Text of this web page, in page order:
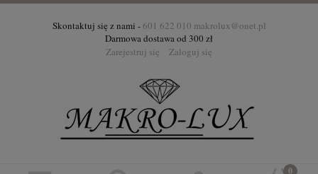
Skontaktuj się z nami -601 622 010 makrolux@onet.pl
Darmowa dostawa od 300 zł
Zarejestruj się
Zaloguj się